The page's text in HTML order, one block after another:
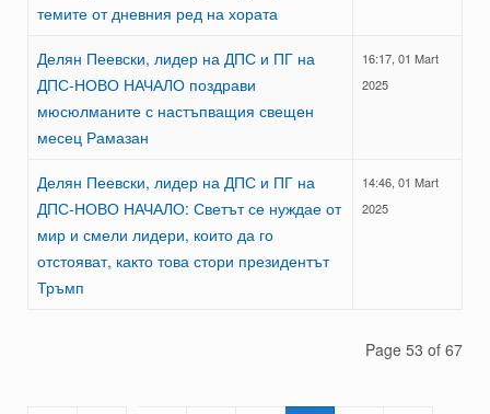
темите от дневния ред на хората
Делян Пеевски, лидер на ДПС и ПГ на
ДПС-НОВО НАЧАЛО поздрави
мюсюлманите с настъпващия свещен
месец Рамазан
16:17, 01 Mart
2025
Делян Пеевски, лидер на ДПС и ПГ на
ДПС-НОВО НАЧАЛО: Светът се нуждае от
мир и смели лидери, които да го
отстояват, както това стори президентът
Тръмп
14:46, 01 Mart
2025
Page 53 of 67